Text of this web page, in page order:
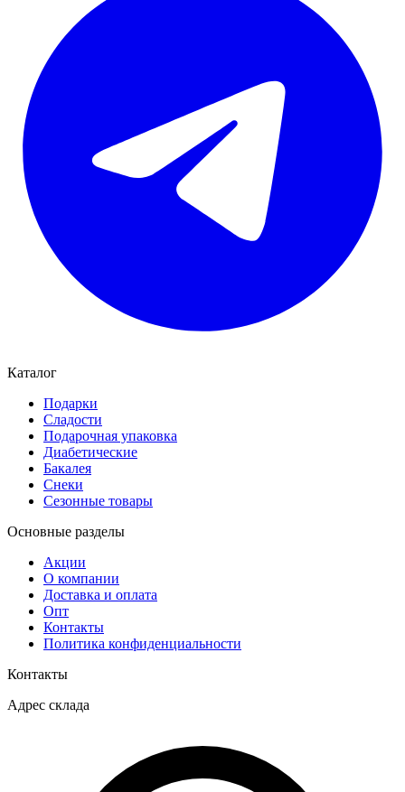
Каталог
Подарки
Сладости
Подарочная упаковка
Диабетические
Бакалея
Снеки
Сезонные товары
Основные разделы
Акции
О компании
Доставка и оплата
Опт
Контакты
Политика конфиденциальности
Контакты
Адрес склада